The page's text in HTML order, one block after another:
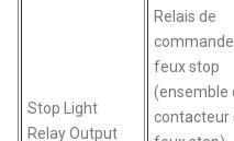
Stop Light
Relay Output
Relais de
feux stop
(ensemble
contacteur